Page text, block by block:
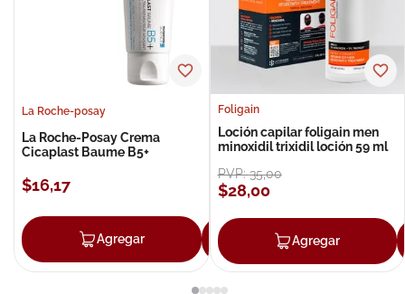
La Roche-posay
La Roche-Posay Crema
Cicaplast Baume B5+
$16,17
Agregar Agregar
Foligain
Loción capilar foligain men
minoxidil trixidil loción 59 ml
PVP:35,00
$28,00
Agregar